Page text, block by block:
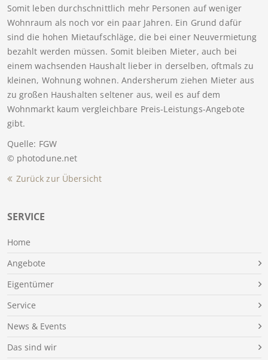
SERVICE
Home
Angebote
Eigentümer
Service
News & Events
Das sind wir
Somit leben durchschnittlich mehr Personen auf weniger
Wohnraum als noch vor ein paar Jahren. Ein Grund dafür
sind die hohen Mietaufschläge, die bei einer Neuvermietung
bezahlt werden müssen. Somit bleiben Mieter, auch bei
einem wachsenden Haushalt lieber in derselben, oftmals zu
kleinen, Wohnung wohnen. Andersherum ziehen Mieter aus
zu großen Haushalten seltener aus, weil es auf dem
Wohnmarkt kaum vergleichbare Preis-Leistungs-Angebote
gibt.
Quelle: FGW
© photodune.net
Zurück zur Übersicht